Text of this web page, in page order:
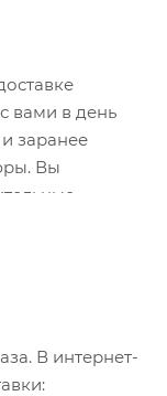
вами в день
заранее
Вы
ASSIST.
В интернет-